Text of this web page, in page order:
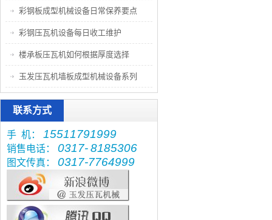
彩钢板成型机械设备日常保养要点
彩钢压瓦机设备每日收工维护
楼承板压瓦机如何根据厚度选择
玉发压瓦机墙板成型机械设备系列
联系方式
手 机： 15511791999
销售电话： 0317-8185306
图文传真： 0317-7764999